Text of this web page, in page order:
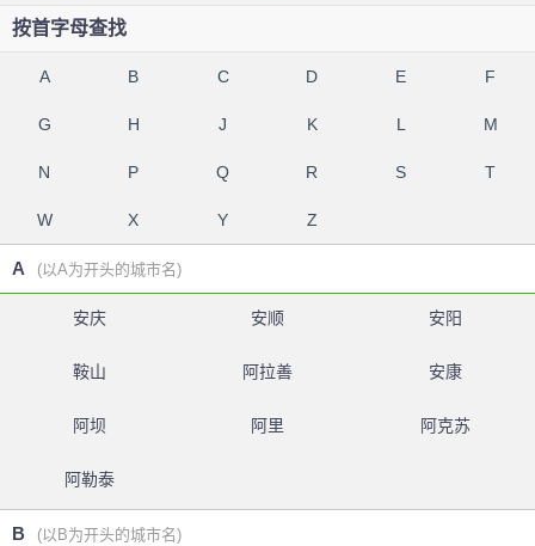
按首字母查找
A B C D E F
G H J K L M
N P Q R S T
W X Y Z
A (以A为开头的城市名)
安庆 安顺 安阳
鞍山 阿拉善 安康
阿坝 阿里 阿克苏
阿勒泰
B (以B为开头的城市名)